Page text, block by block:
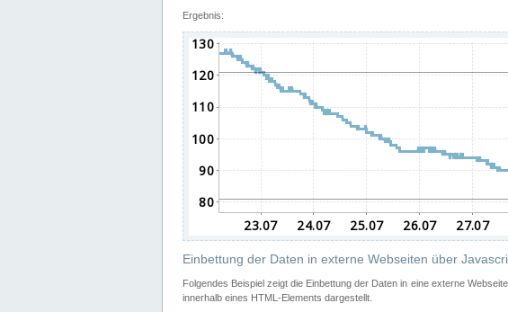
Ergebnis:
Einbettung der Daten in externe Webseiten über
Folgendes Beispiel zeigt die Einbettung der Daten in eine externe
innerhalb eines HTML-Elements dargestellt.